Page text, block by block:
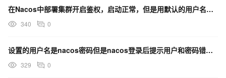
在Nacos中部署集群开启鉴权，启动正常，但是用默认的用户名和密码无法登录，是需要额外的设置吗？
340 0
设置的用户名是nacos密码但是nacos登录后提示用户和密码错误，如何解决？
329 0